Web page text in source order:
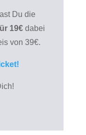
Du die
19€ dabei
von 39€.